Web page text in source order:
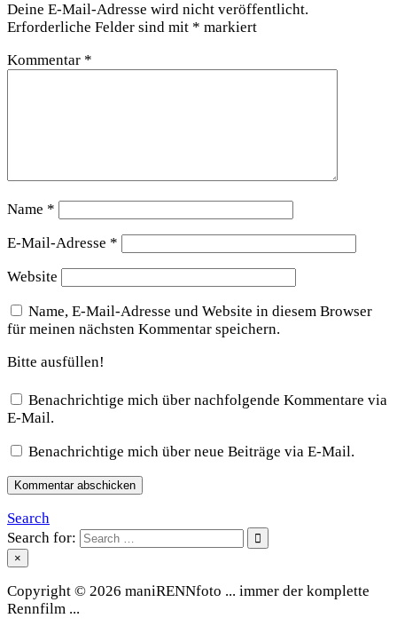
Deine E-Mail-Adresse wird nicht veröffentlicht.
Erforderliche Felder sind mit * markiert
Kommentar *
Name *
E-Mail-Adresse *
Website
Name, E-Mail-Adresse und Website in diesem Browser
für meinen nächsten Kommentar speichern.
Bitte ausfüllen!
Benachrichtige mich über nachfolgende Kommentare via
E-Mail.
Benachrichtige mich über neue Beiträge via E-Mail.
Search
Search for:
×
Copyright © 2026 maniRENNfoto ... immer der komplette
Rennfilm ...